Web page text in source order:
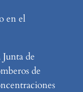
en el
de
de